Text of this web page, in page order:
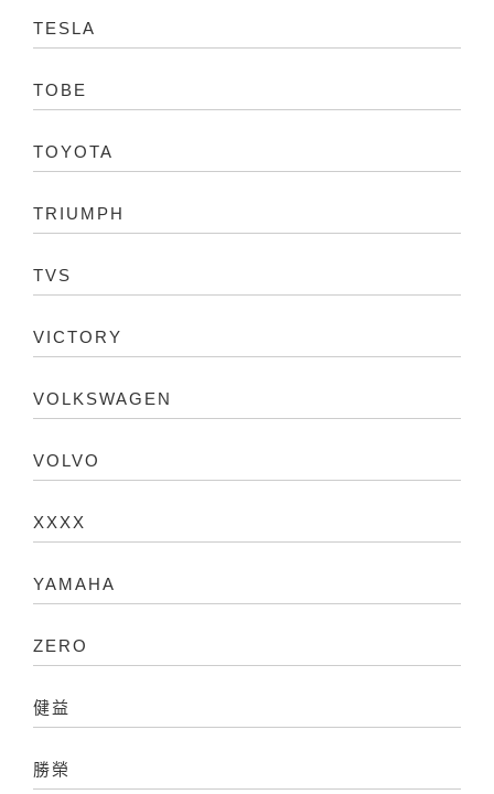
TESLA
TOBE
TOYOTA
TRIUMPH
TVS
VICTORY
VOLKSWAGEN
VOLVO
XXXX
YAMAHA
ZERO
健益
勝榮